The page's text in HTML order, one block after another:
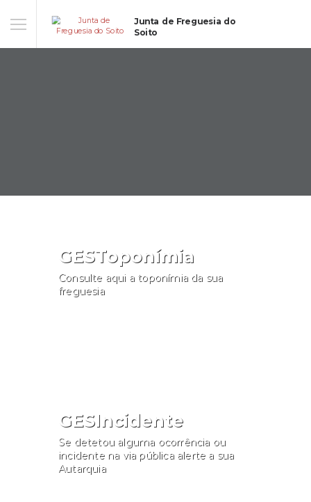
Junta de Freguesia do
Soito
GESToponímia
Consulte aqui a toponímia da sua
freguesia
GESIncidente
Se detetou alguma ocorrência ou
incidente na via pública alerte a sua
Autarquia